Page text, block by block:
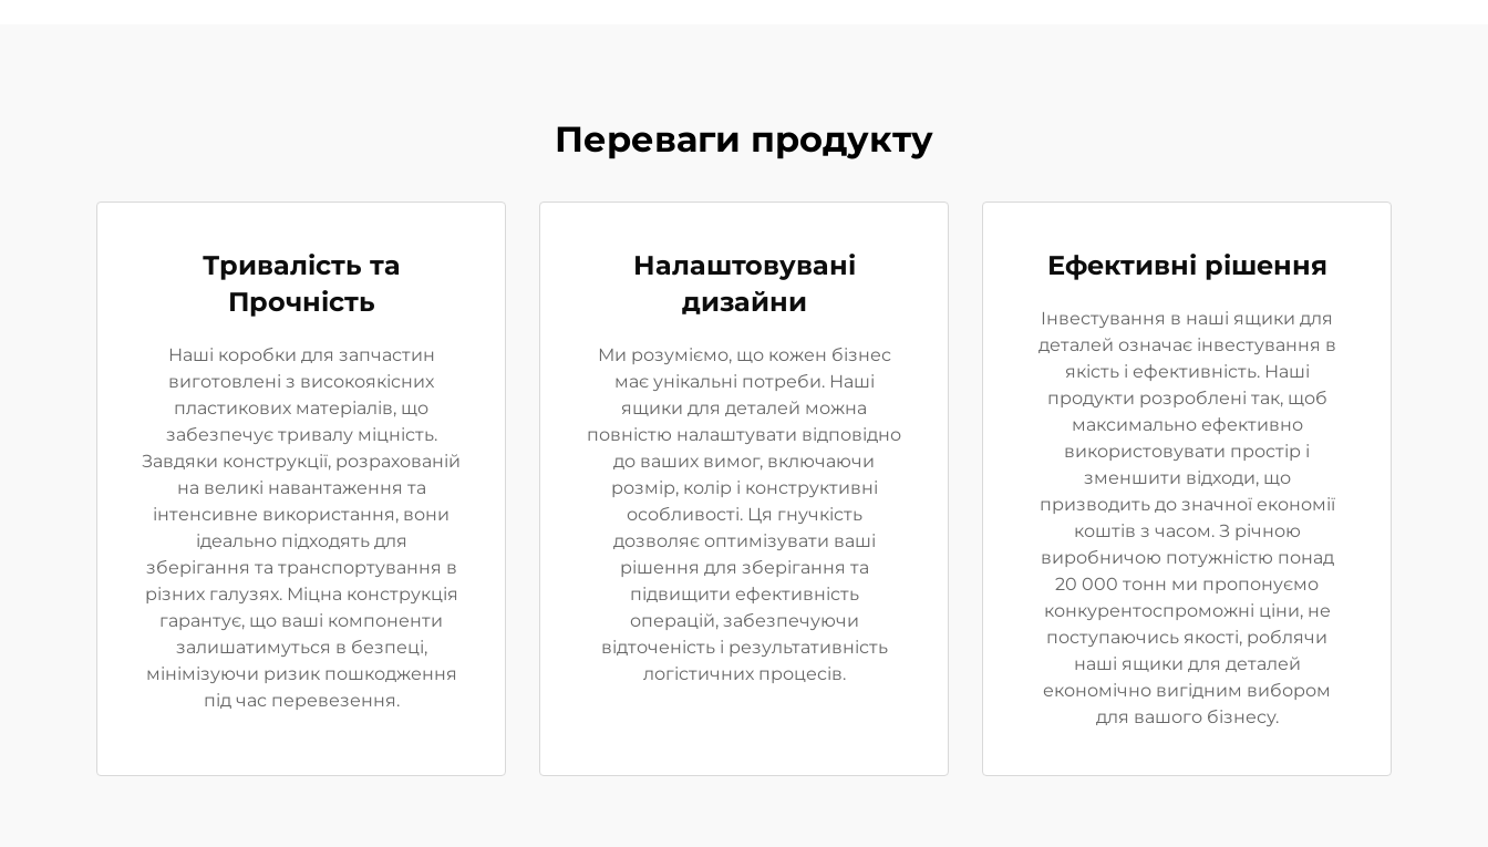
Переваги продукту
Тривалість та
Прочність
Наші коробки для запчастин
виготовлені з високоякісних
пластикових матеріалів, що
забезпечує тривалу міцність.
Завдяки конструкції, розрахованій
на великі навантаження та
інтенсивне використання, вони
ідеально підходять для
зберігання та транспортування в
різних галузях. Міцна конструкція
гарантує, що ваші компоненти
залишатимуться в безпеці,
мінімізуючи ризик пошкодження
під час перевезення.
Налаштовувані
дизайни
Ми розуміємо, що кожен бізнес
має унікальні потреби. Наші
ящики для деталей можна
повністю налаштувати відповідно
до ваших вимог, включаючи
розмір, колір і конструктивні
особливості. Ця гнучкість
дозволяє оптимізувати ваші
рішення для зберігання та
підвищити ефективність
операцій, забезпечуючи
відточеність і результативність
логістичних процесів.
Ефективні рішення
Інвестування в наші ящики для
деталей означає інвестування в
якість і ефективність. Наші
продукти розроблені так, щоб
максимально ефективно
використовувати простір і
зменшити відходи, що
призводить до значної економії
коштів з часом. З річною
виробничою потужністю понад
20 000 тонн ми пропонуємо
конкурентоспроможні ціни, не
поступаючись якості, роблячи
наші ящики для деталей
економічно вигідним вибором
для вашого бізнесу.